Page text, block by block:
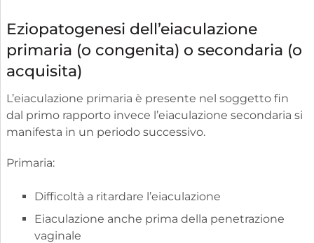
Eziopatogenesi dell’eiaculazione
primaria (o congenita) o secondaria (o
acquisita)
L’eiaculazione primaria è presente nel soggetto fin
dal primo rapporto invece l’eiaculazione secondaria si
manifesta in un periodo successivo.
Primaria:
Difficoltà a ritardare l’eiaculazione
Eiaculazione anche prima della penetrazione
vaginale